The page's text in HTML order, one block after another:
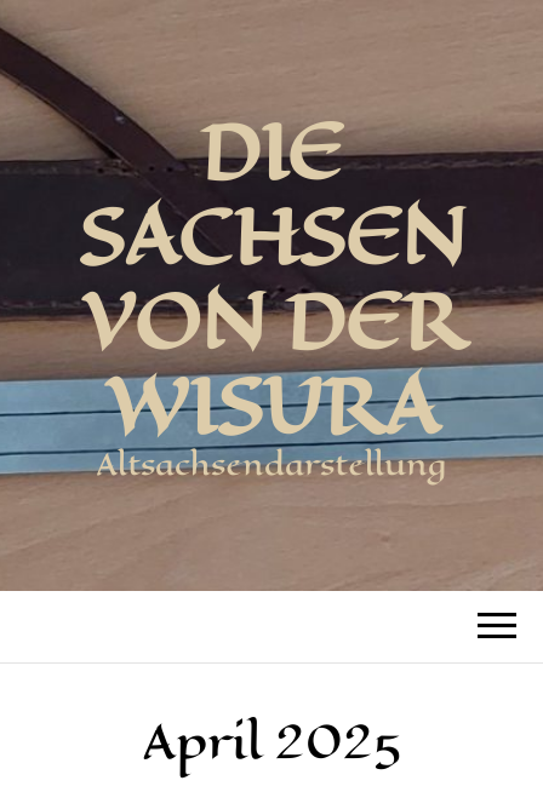
DIE
SACHSEN
VON DER
WISURA
Altsachsendarstellung
April 2025